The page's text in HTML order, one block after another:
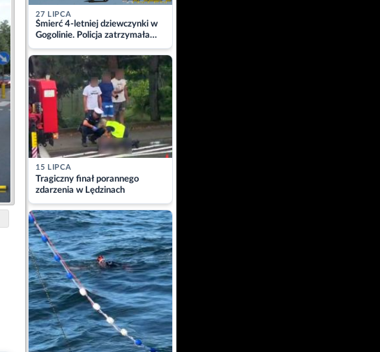
27 LIPCA
Śmierć 4-letniej dziewczynki w
Gogolinie. Policja zatrzymała
matkę
15 LIPCA
Tragiczny finał porannego
zdarzenia w Lędzinach